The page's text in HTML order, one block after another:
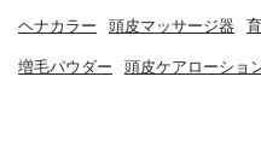
ヘナカラー 頭皮マッサージ器
増毛パウダー 頭皮ケアローショ